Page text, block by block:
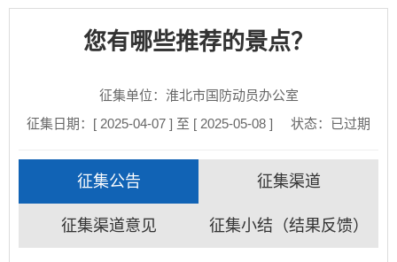
您有哪些推荐的景点？
征集单位：淮北市国防动员办公室
征集日期：[ 2025-04-07 ] 至 [ 2025-05-08 ]
状态： 已过期
征集公告 征集渠道
征集渠道意见 征集小结（结果反馈）